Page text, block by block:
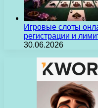
Игровые слоты
регистрации и
30.06.2026